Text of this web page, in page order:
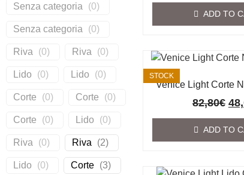
Senza categoria (0)
Senza categoria (0)
Riva (0) Riva (0)
Lido (0) Lido (0)
Corte (0) Corte (0)
Corte (0) Lido (0)
Riva (0) Riva (2)
Lido (0) Corte (3)
ADD TO
Venice Light Corte
STOCK
82,80€
ADD TO